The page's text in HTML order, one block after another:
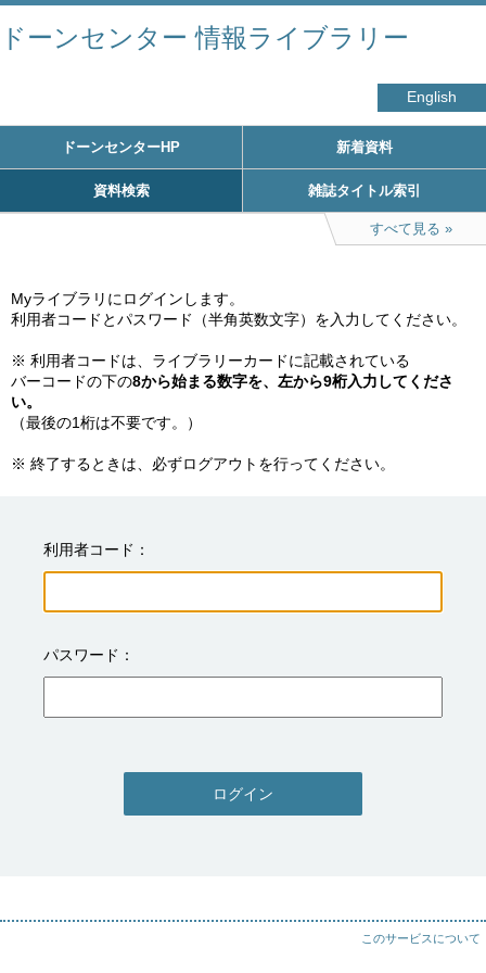
ドーンセンター 情報ライブラリー
English
ドーンセンターHP 新着資料
資料検索 雑誌タイトル索引
すべて見る
Myライブラリにログインします。
利用者コードとパスワード（半角英数文字）を入力してください。
※ 利用者コードは、ライブラリーカードに記載されている
バーコードの下の8から始まる数字を、左から9桁入力してくださ
い。
（最後の1桁は不要です。）
※ 終了するときは、必ずログアウトを行ってください。
利用者コード
パスワード
ログイン
このサービスについて